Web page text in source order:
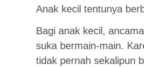
Anak kecil tentunya
Bagi anak kecil,
suka bermain-main.
tidak pernah sekalipun